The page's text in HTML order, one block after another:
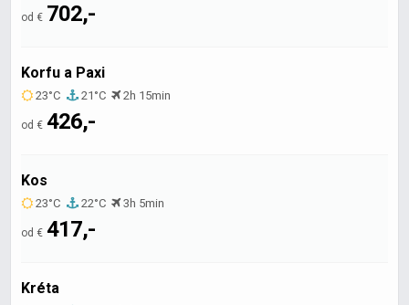
od € 702,-
Korfu a Paxi
23°C 21°C 2h 15min
od € 426,-
Kos
23°C 22°C 3h 5min
od € 417,-
Kréta